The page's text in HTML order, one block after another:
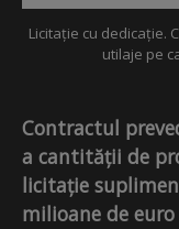
Licitație cu dedicație.
utilaje pe
Contractul
a cantității de
licitație
milioane de